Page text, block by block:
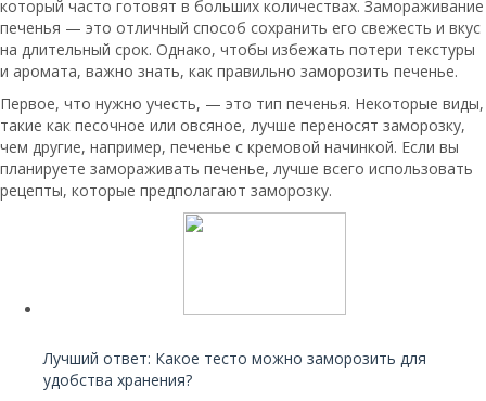
который часто готовят в больших количествах. Замораживание
печенья — это отличный способ сохранить его свежесть и вкус
на длительный срок. Однако, чтобы избежать потери текстуры
и аромата, важно знать, как правильно заморозить печенье.
Первое, что нужно учесть, — это тип печенья. Некоторые виды,
такие как песочное или овсяное, лучше переносят заморозку,
чем другие, например, печенье с кремовой начинкой. Если вы
планируете замораживать печенье, лучше всего использовать
рецепты, которые предполагают заморозку.
Лучший ответ: Какое тесто можно заморозить для
удобства хранения?